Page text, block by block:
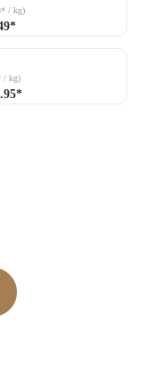
/ kg)
/ kg)
oder